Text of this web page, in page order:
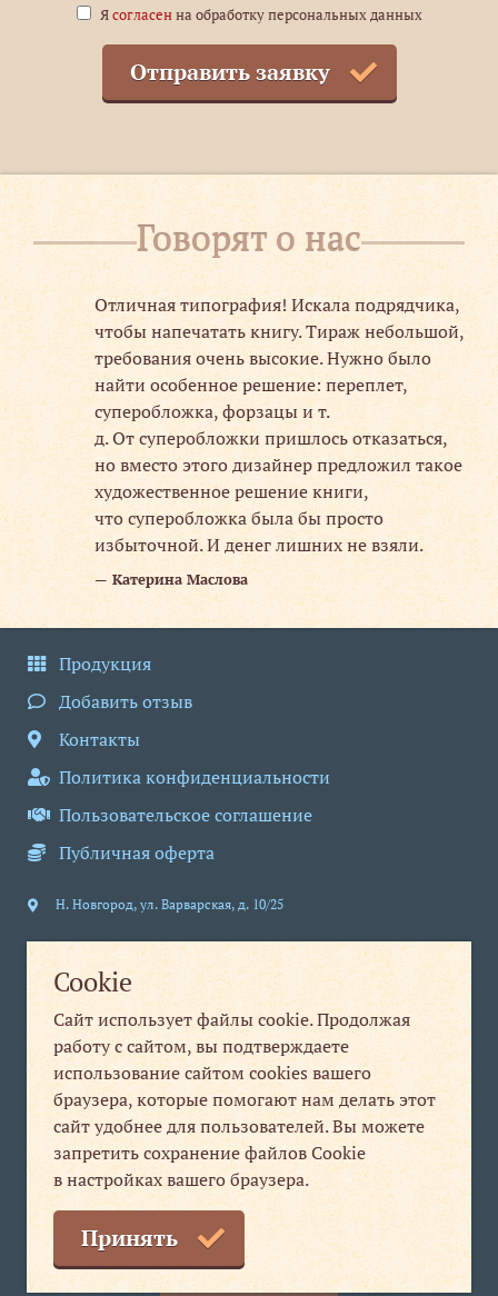
Cookie
Сайт использует файлы cookie. Продолжая
работу с сайтом, вы подтверждаете
использование сайтом cookies вашего
браузера, которые помогают нам делать этот
сайт удобнее для пользователей. Вы можете
запретить сохранение файлов Cookie
в настройках вашего браузера.
Принять
Заказать
Ясогласенна обработку персональных данных
Отправить заявку
Говорят о нас
Отличная типография! Искала подрядчика,
чтобы напечатать книгу. Тираж небольшой,
требования очень высокие. Нужно было
найти особенное решение: переплет,
суперобложка, форзацы и т.
д. От суперобложки пришлось отказаться,
но вместо этого дизайнер предложил такое
художественное решение книги,
что суперобложка была бы просто
избыточной. И денег лишних не взяли.
Катерина Маслова
Продукция
Добавить отзыв
Контакты
Политика конфиденциальности
Пользовательское соглашение
Публичная оферта
Н. Новгород, ул. Варварская, д. 10/25
Юридическим лицам
+7 831 280-84-31
info@nt-nn.com
пн-пт 09:00-18:00
Физическим лицам
+7 831 280-99-20
print1@nt-nn.com
пн-пт 08:30-19:30
сб, вс выходной
Мы в соцсетях
Мы
ВКонтакте